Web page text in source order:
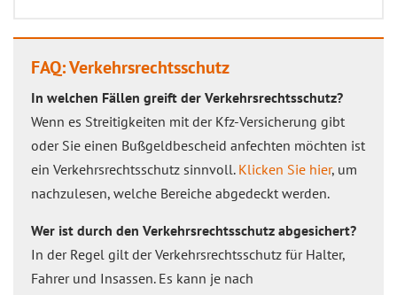
FAQ: Verkehrsrechtsschutz
In welchen Fällen greift der Verkehrsrechtsschutz?
Wenn es Streitigkeiten mit der Kfz-Versicherung gibt
oder Sie einen Bußgeldbescheid anfechten möchten ist
ein Verkehrsrechtsschutz sinnvoll. Klicken Sie hier, um
nachzulesen, welche Bereiche abgedeckt werden.
Wer ist durch den Verkehrsrechtsschutz abgesichert?
In der Regel gilt der Verkehrsrechtsschutz für Halter,
Fahrer und Insassen. Es kann je nach